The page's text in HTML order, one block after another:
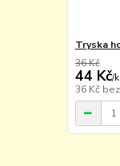
Tryska
36 Kč
44 Kč/
36 Kč